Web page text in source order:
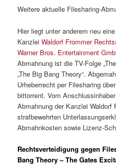
Weitere aktuelle Filesharing-
Hier liegt unter anderem neu
KanzleiWaldorf Frommer
Warner Bros. Entertainment
Abmahnung ist die TV-Folge
„The Big Bang Theory“.
Urheberrecht per Filesharing
bittorrent. Vom
Abmahnung der Kanzlei Waldorf
strafbewehrten
Abmahnkosten sowie Lizenz-
Rechtsverteidigung gegen
Bang Theory – The Gates